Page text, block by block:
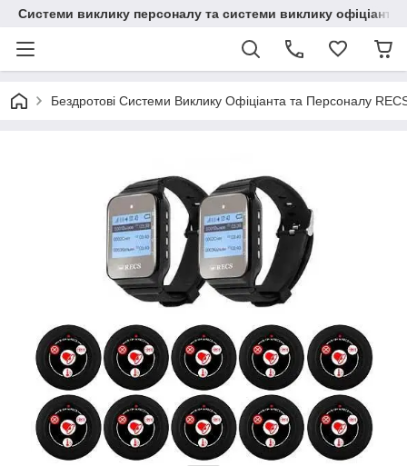
Системи виклику персоналу та системи виклику офіціанта
Бездротові Системи Виклику Офіціанта та Персоналу